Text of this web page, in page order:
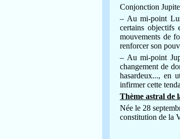
Conjonction
– Au mi-point
certains objectifs
mouvements de
renforcer son
– Au mi-point
changement de
hasardeux..., en
infirmer cette
Thème astral de
Née le 28
constitution de la